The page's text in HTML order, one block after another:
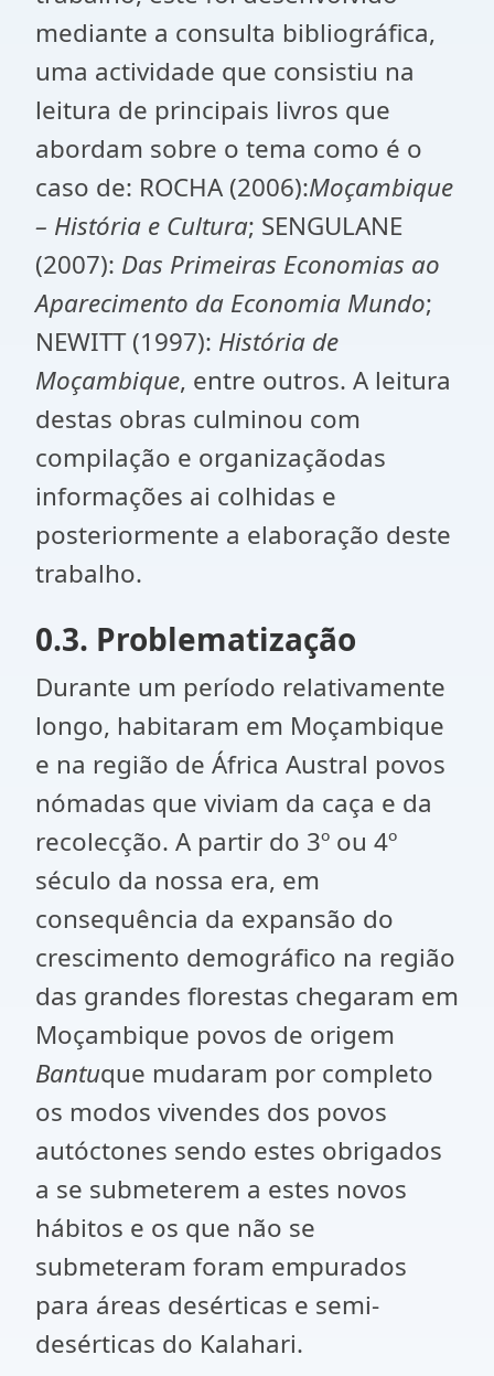
mediante a consulta bibliográfica,
uma actividade que consistiu na
leitura de principais livros que
abordam sobre o tema como é o
caso de: ROCHA (2006):Moçambique
– História e Cultura; SENGULANE
(2007): Das Primeiras Economias ao
Aparecimento da Economia Mundo;
NEWITT (1997): História de
Moçambique, entre outros. A leitura
destas obras culminou com
compilação e organizaçãodas
informações ai colhidas e
posteriormente a elaboração deste
trabalho.
0.3. Problematização
Durante um período relativamente
longo, habitaram em Moçambique
e na região de África Austral povos
nómadas que viviam da caça e da
recolecção. A partir do 3º ou 4º
século da nossa era, em
consequência da expansão do
crescimento demográfico na região
das grandes florestas chegaram em
Moçambique povos de origem
Bantuque mudaram por completo
os modos vivendes dos povos
autóctones sendo estes obrigados
a se submeterem a estes novos
hábitos e os que não se
submeteram foram empurados
para áreas desérticas e semi-
desérticas do Kalahari.